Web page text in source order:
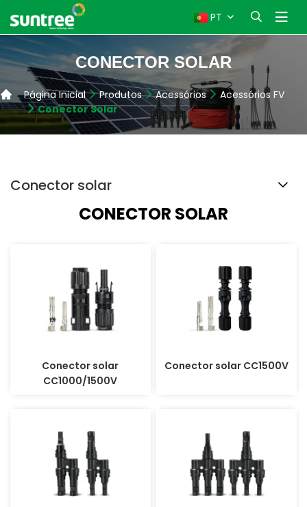
PT
CONECTOR SOLAR
Página Inicial Produtos Acessórios
Acessórios FV
Conector Solar
Conector solar
CONECTOR SOLAR
Conector solar
CC1000/1500V
Conector solar CC1500V